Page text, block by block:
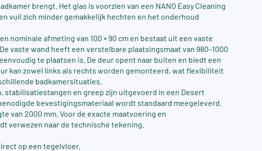
brengt. Het glas is voorzien van een NANO Easy Cleaning
vuil zich minder gemakkelijk hechten en het onderhoud
nominale afmeting van 100 × 90 cm en bestaat uit een vaste
vaste wand heeft een verstelbare plaatsingsmaat van 980–1000
te plaatsen is. De deur opent naar buiten en biedt een
kan zowel links als rechts worden gemonteerd, wat flexibiliteit
badkamersituaties.
stabilisatiestangen en greep zijn uitgevoerd in een Desert
bevestigingsmateriaal wordt standaard meegeleverd.
van 2000 mm. Voor de exacte maatvoering en
verwezen naar de technische tekening.
op een tegelvloer.